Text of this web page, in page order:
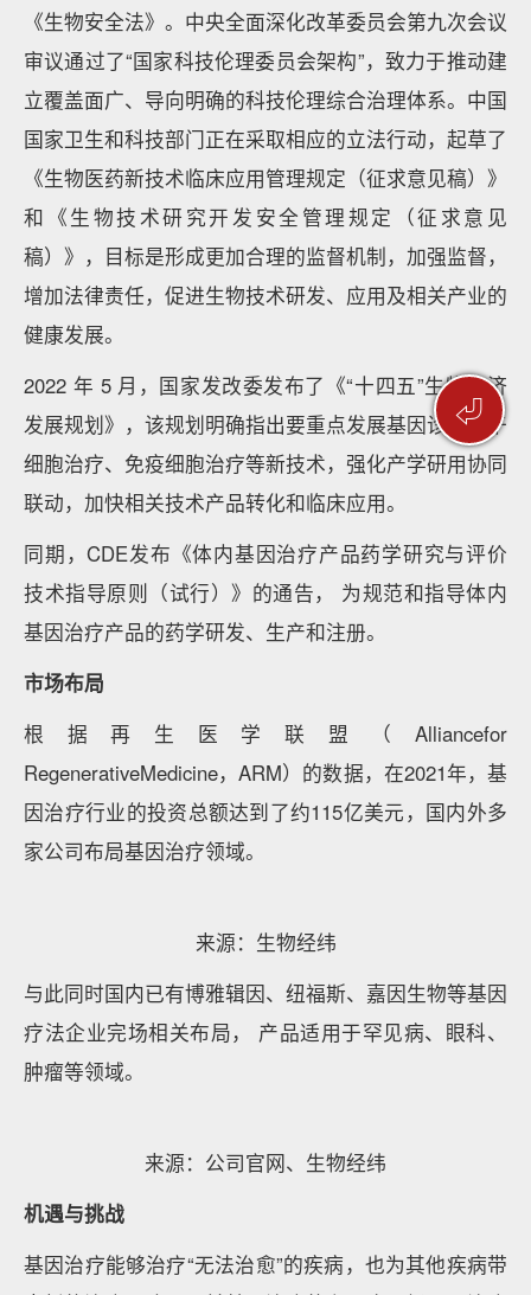
⏎
《生物安全法》。中央全面深化改革委员会第九次会议
审议通过了“国家科技伦理委员会架构”，致力于推动建
立覆盖面广、导向明确的科技伦理综合治理体系。中国
国家卫生和科技部门正在采取相应的立法行动，起草了
《生物医药新技术临床应用管理规定（征求意见稿）》
和《生物技术研究开发安全管理规定（征求意见
稿）》，目标是形成更加合理的监督机制，加强监督，
增加法律责任，促进生物技术研发、应用及相关产业的
健康发展。
2022 年 5 月，国家发改委发布了《“十四五”生物经济
发展规划》，该规划明确指出要重点发展基因诊疗、干
细胞治疗、免疫细胞治疗等新技术，强化产学研用协同
联动，加快相关技术产品转化和临床应用。
同期，CDE发布《体内基因治疗产品药学研究与评价
技术指导原则（试行）》的通告， 为规范和指导体内
基因治疗产品的药学研发、生产和注册。
市场布局
根据再生医学联盟（Alliancefor
RegenerativeMedicine，ARM）的数据，在2021年，基
因治疗行业的投资总额达到了约115亿美元，国内外多
家公司布局基因治疗领域。
来源：生物经纬
与此同时国内已有博雅辑因、纽福斯、嘉因生物等基因
疗法企业完场相关布局， 产品适用于罕见病、眼科、
肿瘤等领域。
来源：公司官网、生物经纬
机遇与挑战
基因治疗能够治疗“无法治愈”的疾病，也为其他疾病带